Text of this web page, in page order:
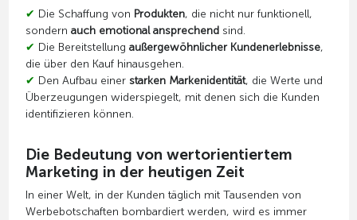
✔ Die Schaffung von Produkten, die nicht nur funktionell,
sondern auch emotional ansprechendsind.
✔ Die Bereitstellung außergewöhnlicher Kundenerlebnisse,
die über den Kauf hinausgehen.
✔ Den Aufbau einer starken Markenidentität, die Werte und
Überzeugungen widerspiegelt, mit denen sich die Kunden
identifizieren können.
Die Bedeutung von wertorientiertem
Marketing in der heutigen Zeit
In einer Welt, in der Kunden täglich mit Tausenden von
Werbebotschaften bombardiert werden, wird es immer